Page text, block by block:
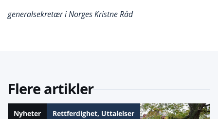
generalsekretær i Norges Kristne Råd
Flere artikler
Nyheter Rettferdighet, Uttalelser